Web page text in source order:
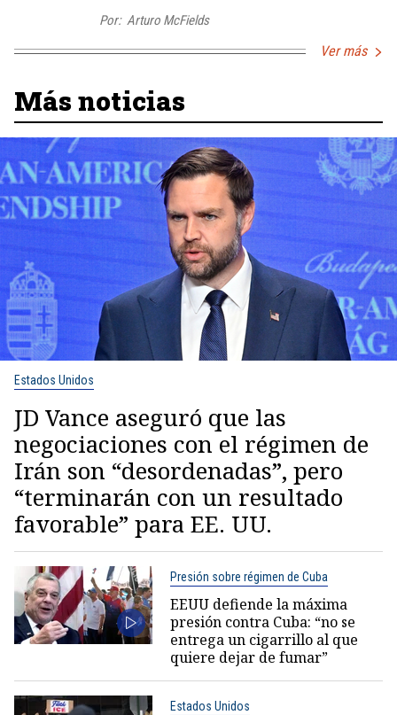
Por: Arturo McFields
Ver más
Más noticias
Estados Unidos
JD Vance aseguró que las
negociaciones con el régimen de
Irán son “desordenadas”, pero
“terminarán con un resultado
favorable” para EE. UU.
Presión sobre régimen de Cuba
EEUU defiende la máxima
presión contra Cuba: “no se
entrega un cigarrillo al que
quiere dejar de fumar”
Estados Unidos